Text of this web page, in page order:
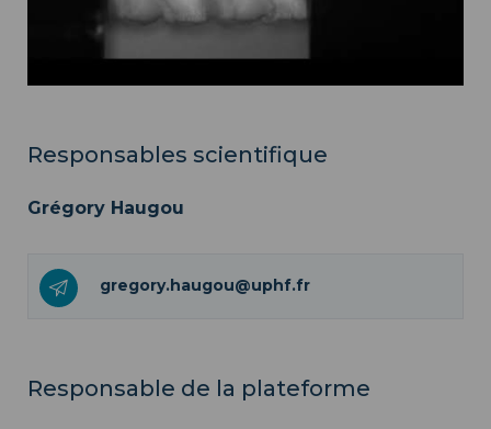
Responsables scientifique
Grégory Haugou
gregory.haugou@uphf.fr
Responsable de la plateforme